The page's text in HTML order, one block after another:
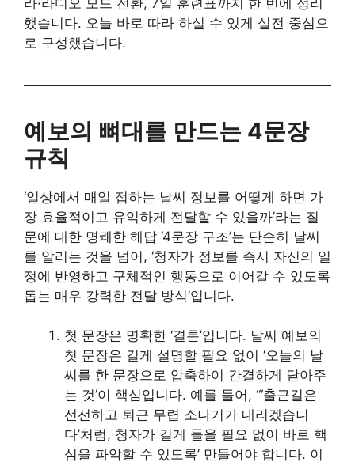
했습니다. 오늘 바로 따라 하실 수 있게 실전 중심으
로 구성했습니다.
예보의 뼈대를 만드는 4문장
규칙
‘일상에서 매일 접하는 날씨 정보를 어떻게 하면 가
장 효율적이고 유익하게 전달할 수 있을까’라는 질
문에 대한 명쾌한 해답 ‘4문장 구조’는 단순히 날씨
를 알리는 것을 넘어, ‘청자가 정보를 즉시 자신의 일
정에 반영하고 구체적인 행동으로 이어갈 수 있도록
돕는 매우 강력한 전달 방식’입니다.
첫 문장은 명확한 ‘결론’입니다. 날씨 예보의
첫 문장은 길게 설명할 필요 없이 ‘오늘의 날
씨를 한 문장으로 압축하여 간결하게 닫아주
는 것’이 핵심입니다. 예를 들어, “‘출근길은
선선하고 퇴근 무렵 소나기가 내리겠습니
다’처럼, 청자가 길게 들을 필요 없이 바로 핵
심을 파악할 수 있도록’ 만들어야 합니다. 이